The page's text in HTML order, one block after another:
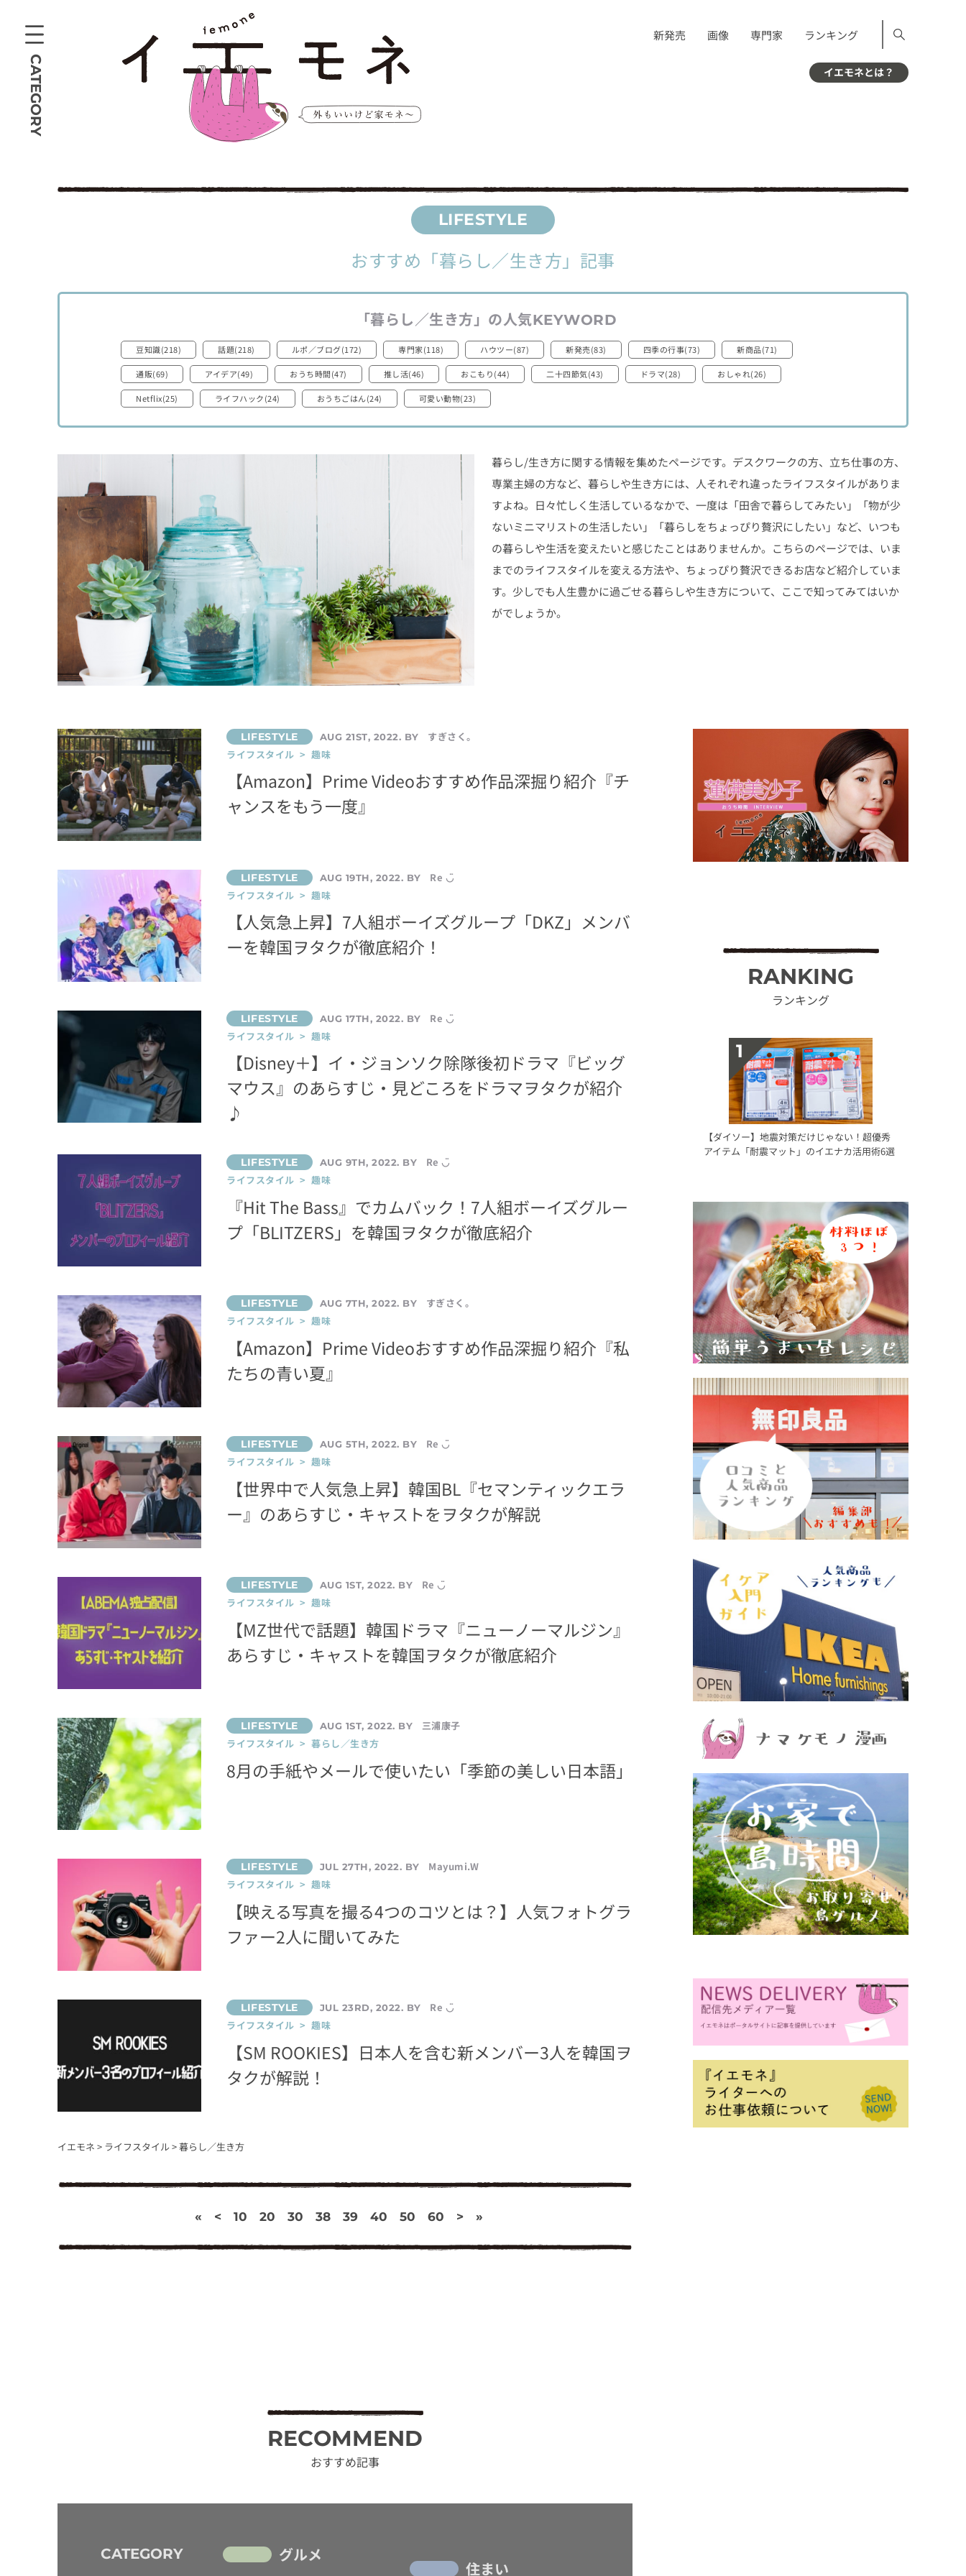
CATEGORY
新発売 画像 専門家 ランキング
イエモネとは？
おすすめ 「暮らし／生き方」 記事
「暮らし／生き方」 の人気KEYWORD
豆知識(218) 話題(218) ルポ／ブログ(172) 専門家(118) ハウツー(87) 新発売(83) 四季の行事(73) 新商品(71)
通販(69) アイデア(49) おうち時間(47) 推し活(46) おこもり(44) 二十四節気(43) ドラマ(28) おしゃれ(26)
Netflix(25) ライフハック(24) おうちごはん(24) 可愛い動物(23)
暮らし/生き方に関する情報を集めたページです。デスクワークの方、立ち仕事の方、
専業主婦の方など、暮らしや生き方には、人それぞれ違ったライフスタイルがありま
すよね。日々忙しく生活しているなかで、一度は「田舎で暮らしてみたい」「物が少
ないミニマリストの生活したい」「暮らしをちょっぴり贅沢にしたい」など、いつも
の暮らしや生活を変えたいと感じたことはありませんか。こちらのページでは、いま
までのライフスタイルを変える方法や、ちょっぴり贅沢できるお店など紹介していま
す。少しでも人生豊かに過ごせる暮らしや生き方について、ここで知ってみてはいか
がでしょうか。
AUG 21ST, 2022. BY
すぎさく。
ライフスタイル > 趣味
【Amazon】Prime Videoおすすめ作品深掘り紹介『チ
ャンスをもう一度』
AUG 19TH, 2022. BY
Re ◡̈
ライフスタイル > 趣味
【人気急上昇】7人組ボーイズグループ「DKZ」メンバ
ーを韓国ヲタクが徹底紹介！
AUG 17TH, 2022. BY
Re ◡̈
ライフスタイル > 趣味
【Disney＋】イ・ジョンソク除隊後初ドラマ『ビッグ
マウス』のあらすじ・見どころをドラマヲタクが紹介
♪
AUG 9TH, 2022. BY
Re ◡̈
ライフスタイル > 趣味
『Hit The Bass』でカムバック！7人組ボーイズグルー
プ「BLITZERS」を韓国ヲタクが徹底紹介
AUG 7TH, 2022. BY
すぎさく。
ライフスタイル > 趣味
【Amazon】Prime Videoおすすめ作品深掘り紹介『私
たちの青い夏』
AUG 5TH, 2022. BY
Re ◡̈
ライフスタイル > 趣味
【世界中で人気急上昇】韓国BL『セマンティックエラ
ー』のあらすじ・キャストをヲタクが解説
AUG 1ST, 2022. BY
Re ◡̈
ライフスタイル > 趣味
【MZ世代で話題】韓国ドラマ『ニューノーマルジン』
あらすじ・キャストを韓国ヲタクが徹底紹介
AUG 1ST, 2022. BY
三浦康子
ライフスタイル > 暮らし／生き方
8月の手紙やメールで使いたい「季節の美しい日本語」
JUL 27TH, 2022. BY
Mayumi.W
ライフスタイル > 趣味
【映える写真を撮る4つのコツとは？】人気フォトグラ
ファー2人に聞いてみた
JUL 23RD, 2022. BY
Re ◡̈
ライフスタイル > 趣味
【SM ROOKIES】日本人を含む新メンバー3人を韓国ヲ
タクが解説！
イエモネ > ライフスタイル>暮らし／生き方
« < 10 20 30 38 39 40 50 60 > »
RECOMMEND
おすすめ記事
CATEGORY
グルメ
住まい
RANKING
ランキング
【ダイソー】地震対策だけじゃない！超優秀
アイテム「耐震マット」のイエナカ活用術6選